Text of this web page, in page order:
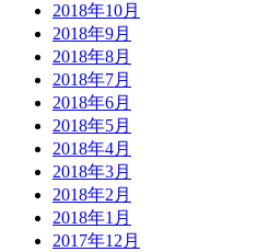
2018年10月
2018年9月
2018年8月
2018年7月
2018年6月
2018年5月
2018年4月
2018年3月
2018年2月
2018年1月
2017年12月